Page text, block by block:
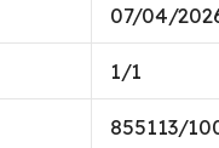
07/04/
1/1
855113/